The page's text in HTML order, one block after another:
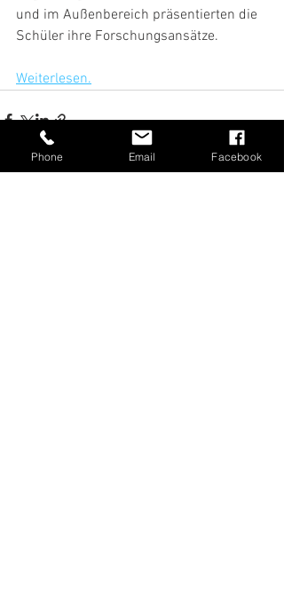
und im Außenbereich präsentierten die
Schüler ihre Forschungsansätze.
Weiterlesen.
Phone Email Facebook